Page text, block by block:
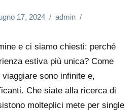
17, 2024 admin
e ci siamo chiesti: perché
estiva più unica? Come
sono infinite e,
Che siate alla ricerca di
molteplici mete per single